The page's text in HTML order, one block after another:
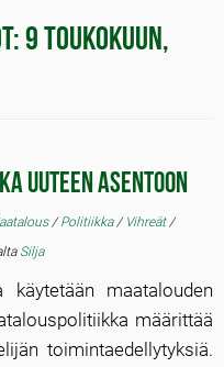
9 toukokuun,
uuteen asentoon
/Politiikka/ Vihreät/
Silja
maatalouden
määrittää
toimintaedellytyksiä.